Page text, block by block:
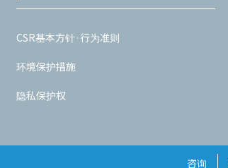
CSR基本方针·行为准则
环境保护措施
隐私保护权
咨询